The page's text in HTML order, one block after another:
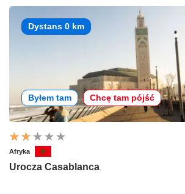
Dystans 0 km
Byłem tam Chcę tam pójść
Afryka
Urocza Casablanca